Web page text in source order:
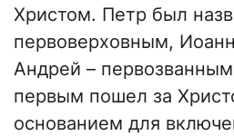
Христом. Петр был
первоверховным,
Андрей –
первым пошел за
основанием для